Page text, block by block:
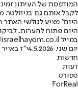
המודפסת של העיתון
לקבל אותם גם בניוזלטר.
היום" מציע לגולשי האתר
היום פתוח להערות,
במייל hayom@israelhayom.co.il.
יום שני, 4.5.2026
י"ז
חדשות
דעות
ספורט
ForReal